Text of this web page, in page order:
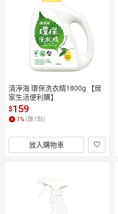
清淨海 環保洗衣精1800g 【居
家生活便利購】
$159
1 % (賺1 點)
放入購物車